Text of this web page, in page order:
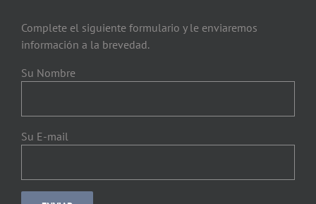
Complete el siguiente formulario y le enviaremos
información a la brevedad.
Su Nombre
Su E-mail